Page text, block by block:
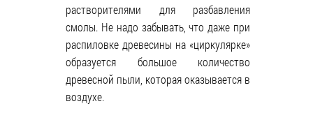
растворителями для разбавления
смолы. Не надо забывать, что даже при
распиловке древесины на «циркулярке»
образуется большое количество
древесной пыли, которая оказывается в
воздухе.